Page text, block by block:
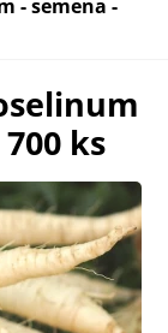
- semena -
ks